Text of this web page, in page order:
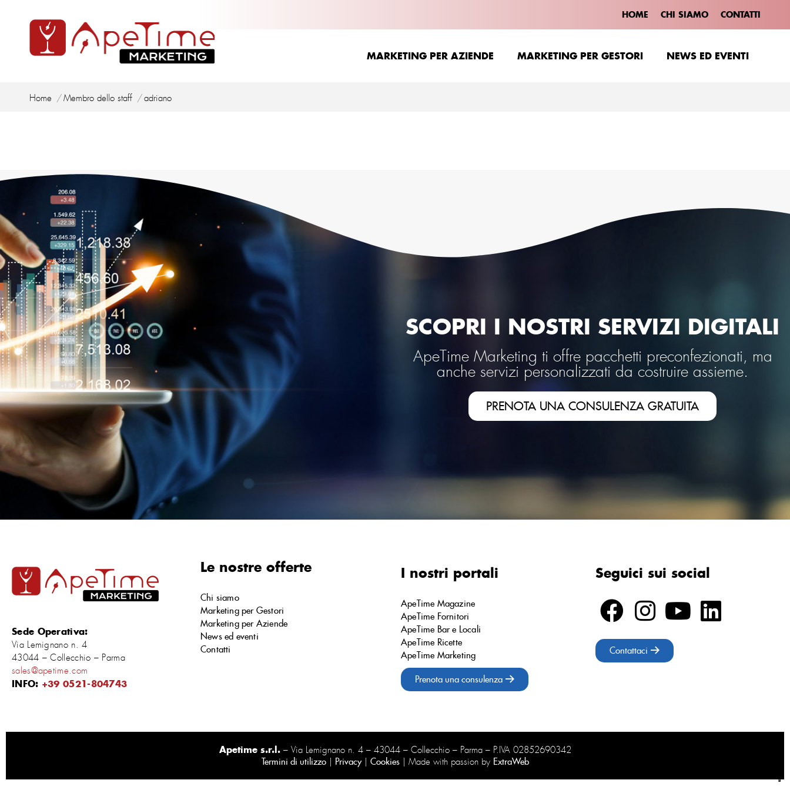
HOME CHI SIAMO CONTATTI
MARKETING PER AZIENDE MARKETING PER GESTORI NEWS ED EVENTI
Tu sei qui:
Home Membro dello staff adriano
SCOPRI I NOSTRI SERVIZI DIGITALI
ApeTime Marketing ti offre pacchetti preconfezionati, ma
anche servizi personalizzati da costruire assieme.
PRENOTA UNA CONSULENZA GRATUITA
Sede Operativa:
Via Lemignano n. 4
43044 – Collecchio – Parma
sales@apetime.com
INFO: +39 0521-804743
Le nostre offerte
Chi siamo
Marketing per Gestori
Marketing per Aziende
News ed eventi
Contatti
I nostri portali
ApeTime Magazine
ApeTime Fornitori
ApeTime Bar e Locali
ApeTime Ricette
ApeTime Marketing
Prenota una consulenza
Seguici sui social
Contattaci
Apetime s.r.l.– Via Lemignano n. 4 – 43044 – Collecchio – Parma – P.IVA 02852690342
Termini di utilizzo| Privacy| Cookies| Made with passion by ExtraWeb
MARKETING PER AZIENDE MARKETING PER GESTORI NEWS ED EVENTI